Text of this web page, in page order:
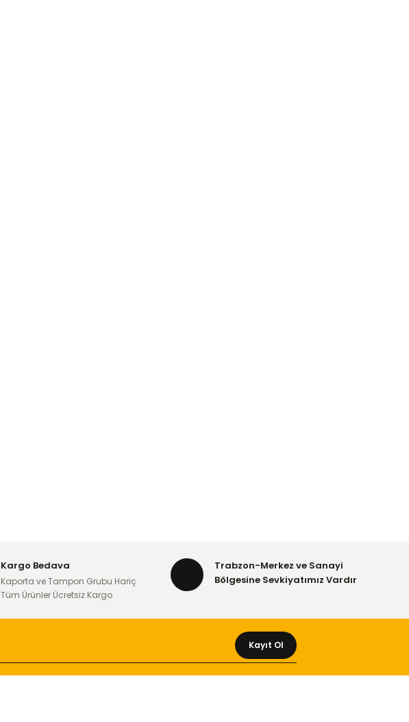
Kargo Bedava
Kaporta ve Tampon Grubu Hariç
Tüm Ürünler Ücretsiz Kargo
Trabzon-Merkez ve Sanayi
Bölgesine Sevkiyatımız Vardır
Kayıt Ol